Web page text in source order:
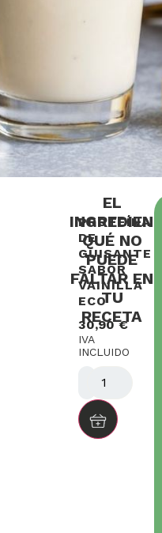
PROTEÍNA
DE
GUISANTE
SABOR
VAINILLA
ECO
30,90€
IVA
INCLUIDO
EL
QUÉ NO
PUEDE
FALTAR EN
TU
RECETA